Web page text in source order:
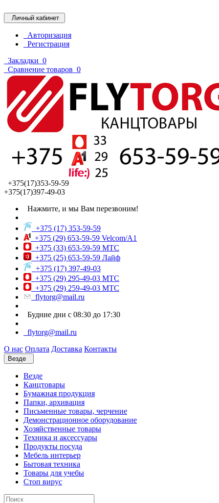
Личный кабинет
Авторизация
Регистрация
Закладки 0
Сравнение товаров 0
+375(17)353-59-59
+375(17)397-49-03
Нажмите, и мы Вам перезвоним!
+375 (17) 353-59-59
+375 (29) 653-59-59 Velcom/A1
+375 (33) 653-59-59 МТС
+375 (25) 653-59-59 Лайф
+375 (17) 397-49-03
+375 (29) 295-49-03 МТС
+375 (29) 259-49-03 МТС
flytorg@mail.ru
Будние дни с 08:30 до 17:30
flytorg@mail.ru
О нас Оплата Доставка Контакты
Везде
Везде
Канцтовары
Бумажная продукция
Папки, архивация
Письменные товары, черчение
Демонстрационное оборудование
Хозяйственные товары
Техника и аксессуары
Продукты посуда
Мебель интерьер
Бытовая техника
Товары для учебы
Стоп вирус